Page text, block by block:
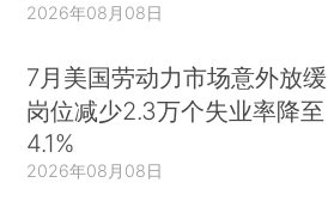
2026年08月08日
7月美国劳动力市场意外放缓
岗位减少2.3万个失业率降至
4.1%
2026年08月08日